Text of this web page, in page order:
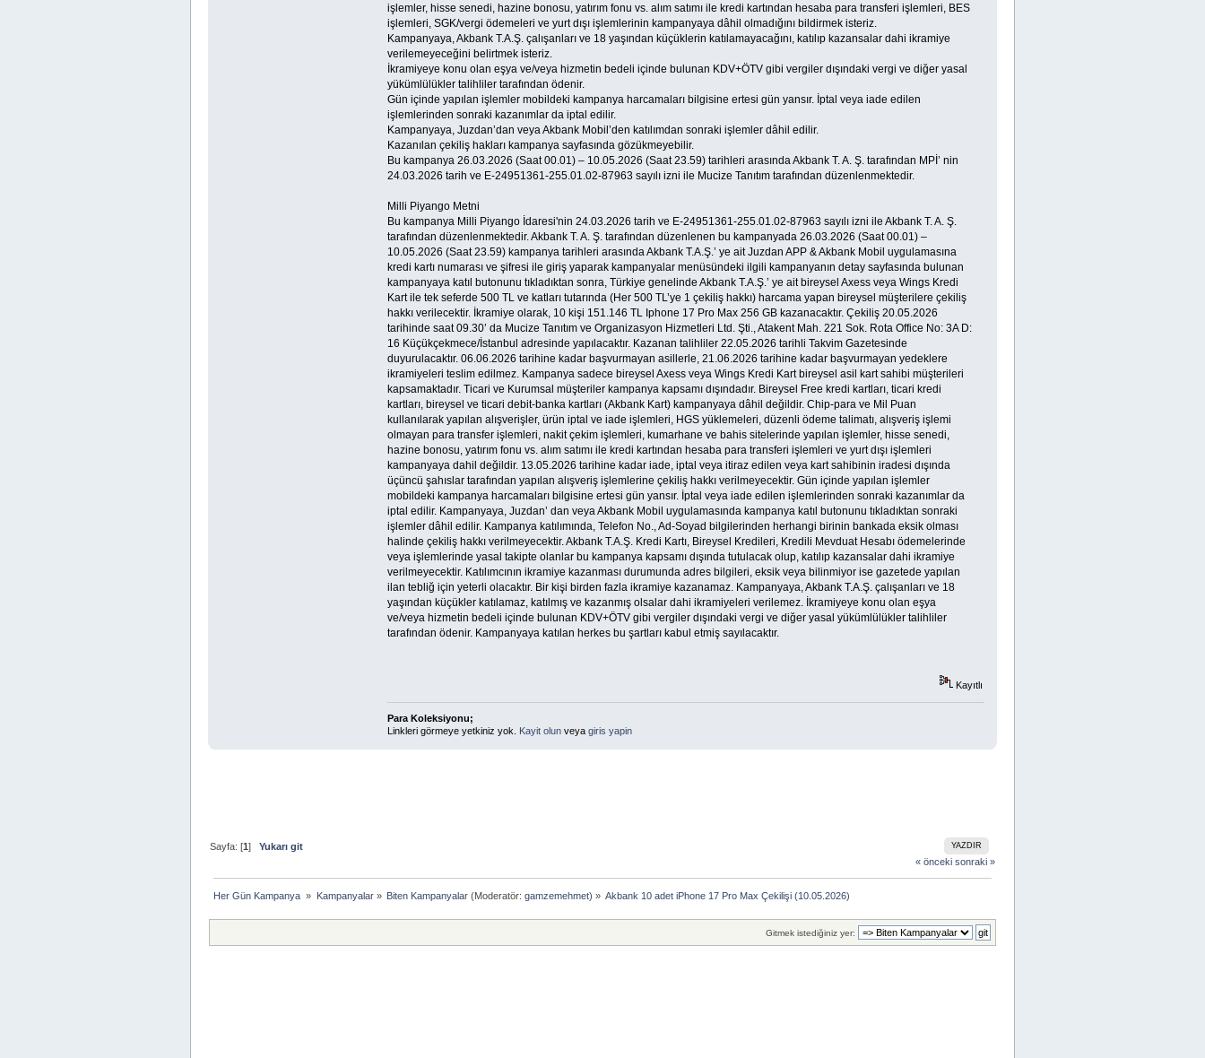
işlemler, hisse senedi, hazine bonosu, yatırım fonu vs. alım satımı ile kredi kartından hesaba para transferi işlemleri, BES
işlemleri, SGK/vergi ödemeleri ve yurt dışı işlemlerinin kampanyaya dâhil olmadığını bildirmek isteriz.
Kampanyaya, Akbank T.A.Ş. çalışanları ve 18 yaşından küçüklerin katılamayacağını, katılıp kazansalar dahi ikramiye
verilemeyeceğini belirtmek isteriz.
İkramiyeye konu olan eşya ve/veya hizmetin bedeli içinde bulunan KDV+ÖTV gibi vergiler dışındaki vergi ve diğer yasal
yükümlülükler talihliler tarafından ödenir.
Gün içinde yapılan işlemler mobildeki kampanya harcamaları bilgisine ertesi gün yansır. İptal veya iade edilen
işlemlerinden sonraki kazanımlar da iptal edilir.
Kampanyaya, Juzdan’dan veya Akbank Mobil’de​n katılımdan sonraki işlemler dâhil edilir.
Kazanılan çekiliş hakları kampanya sayfasında gözükmeyebilir.
Bu kampanya 26.03.2026 (Saat 00.01) – 10.05.2026 (Saat 23.59) tarihleri arasında Akbank T. A. Ş. tarafından MPİ’ nin
24.03.2026 tarih ve E-24951361-255.01.02-87963 sayılı izni ile Mucize Tanıtım tarafından düzenlenmektedir.
Milli Piyango Metni
Bu kampanya Milli Piyango İdaresi'nin 24.03.2026 tarih ve E-24951361-255.01.02-87963 sayılı izni ile Akbank T. A. Ş.
tarafından düzenlenmektedir. Akbank T. A. Ş. tarafından düzenlenen bu kampanyada 26.03.2026 (Saat 00.01) –
10.05.2026 (Saat 23.59) kampanya tarihleri arasında Akbank T.A.Ş.’ ye ait Juzdan APP & Akbank Mobil uygulamasına
kredi kartı numarası ve şifresi ile giriş yaparak kampanyalar menüsündeki ilgili kampanyanın detay sayfasında bulunan
kampanyaya katıl butonunu tıkladıktan sonra, Türkiye genelinde Akbank T.A.Ş.’ ye ait bireysel Axess veya Wings Kredi
Kart ile tek seferde 500 TL ve katları tutarında (Her 500 TL’ye 1 çekiliş hakkı) harcama yapan bireysel müşterilere çekiliş
hakkı verilecektir. İkramiye olarak, 10 kişi 151.146 TL Iphone 17 Pro Max 256 GB kazanacaktır. Çekiliş 20.05.2026
tarihinde saat 09.30’ da Mucize Tanıtım ve Organizasyon Hizmetleri Ltd. Şti., Atakent Mah. 221 Sok. Rota Office No: 3A D:
16 Küçükçekmece/İstanbul adresinde yapılacaktır. Kazanan talihliler 22.05.2026 tarihli Takvim Gazetesinde
duyurulacaktır. 06.06.2026 tarihine kadar başvurmayan asillerle, 21.06.2026 tarihine kadar başvurmayan yedeklere
ikramiyeleri teslim edilmez. Kampanya sadece bireysel Axess veya Wings Kredi Kart bireysel asil kart sahibi müşterileri
kapsamaktadır. Ticari ve Kurumsal müşteriler kampanya kapsamı dışındadır. Bireysel Free kredi kartları, ticari kredi
kartları, bireysel ve ticari debit-banka kartları (Akbank Kart) kampanyaya dâhil değildir. Chip-para ve Mil Puan
kullanılarak yapılan alışverişler, ürün iptal ve iade işlemleri, HGS yüklemeleri, düzenli ödeme talimatı, alışveriş işlemi
olmayan para transfer işlemleri, nakit çekim işlemleri, kumarhane ve bahis sitelerinde yapılan işlemler, hisse senedi,
hazine bonosu, yatırım fonu vs. alım satımı ile kredi kartından hesaba para transferi işlemleri ve yurt dışı işlemleri
kampanyaya dahil değildir. 13.05.2026 tarihine kadar iade, iptal veya itiraz edilen veya kart sahibinin iradesi dışında
üçüncü şahıslar tarafından yapılan alışveriş işlemlerine çekiliş hakkı verilmeyecektir. Gün içinde yapılan işlemler
mobildeki kampanya harcamaları bilgisine ertesi gün yansır. İptal veya iade edilen işlemlerinden sonraki kazanımlar da
iptal edilir. Kampanyaya, Juzdan’ dan veya Akbank Mobil uygulamasında kampanya katıl butonunu tıkladıktan sonraki
işlemler dâhil edilir. Kampanya katılımında, Telefon No., Ad-Soyad bilgilerinden herhangi birinin bankada eksik olması
halinde çekiliş hakkı verilmeyecektir. Akbank T.A.Ş. Kredi Kartı, Bireysel Kredileri, Kredili Mevduat Hesabı ödemelerinde
veya işlemlerinde yasal takipte olanlar bu kampanya kapsamı dışında tutulacak olup, katılıp kazansalar dahi ikramiye
verilmeyecektir. Katılımcının ikramiye kazanması durumunda adres bilgileri, eksik veya bilinmiyor ise gazetede yapılan
ilan tebliğ için yeterli olacaktır. Bir kişi birden fazla ikramiye kazanamaz. Kampanyaya, Akbank T.A.Ş. çalışanları ve 18
yaşından küçükler katılamaz, katılmış ve kazanmış olsalar dahi ikramiyeleri verilemez. İkramiyeye konu olan eşya
ve/veya hizmetin bedeli içinde bulunan KDV+ÖTV gibi vergiler dışındaki vergi ve diğer yasal yükümlülükler talihliler
tarafından ödenir. Kampanyaya katılan herkes bu şartları kabul etmiş sayılacaktır. ​
Kayıtlı
Para Koleksiyonu;
Linkleri görmeye yetkiniz yok.
Kayit olunveya giris yapin
YAZDIR
Sayfa: [1]Yukarı git
« önceki sonraki »
Her Gün Kampanya » Kampanyalar» Biten Kampanyalar(Moderatör: gamzemehmet) » Akbank 10 adet iPhone 17 Pro Max Çekilişi (10.05.2026)
Gitmek istediğiniz yer: